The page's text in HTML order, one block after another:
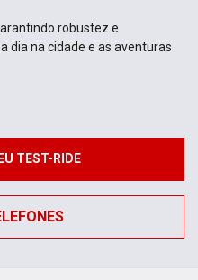
robustez e
dia na cidade e as aventuras
TEST-RIDE